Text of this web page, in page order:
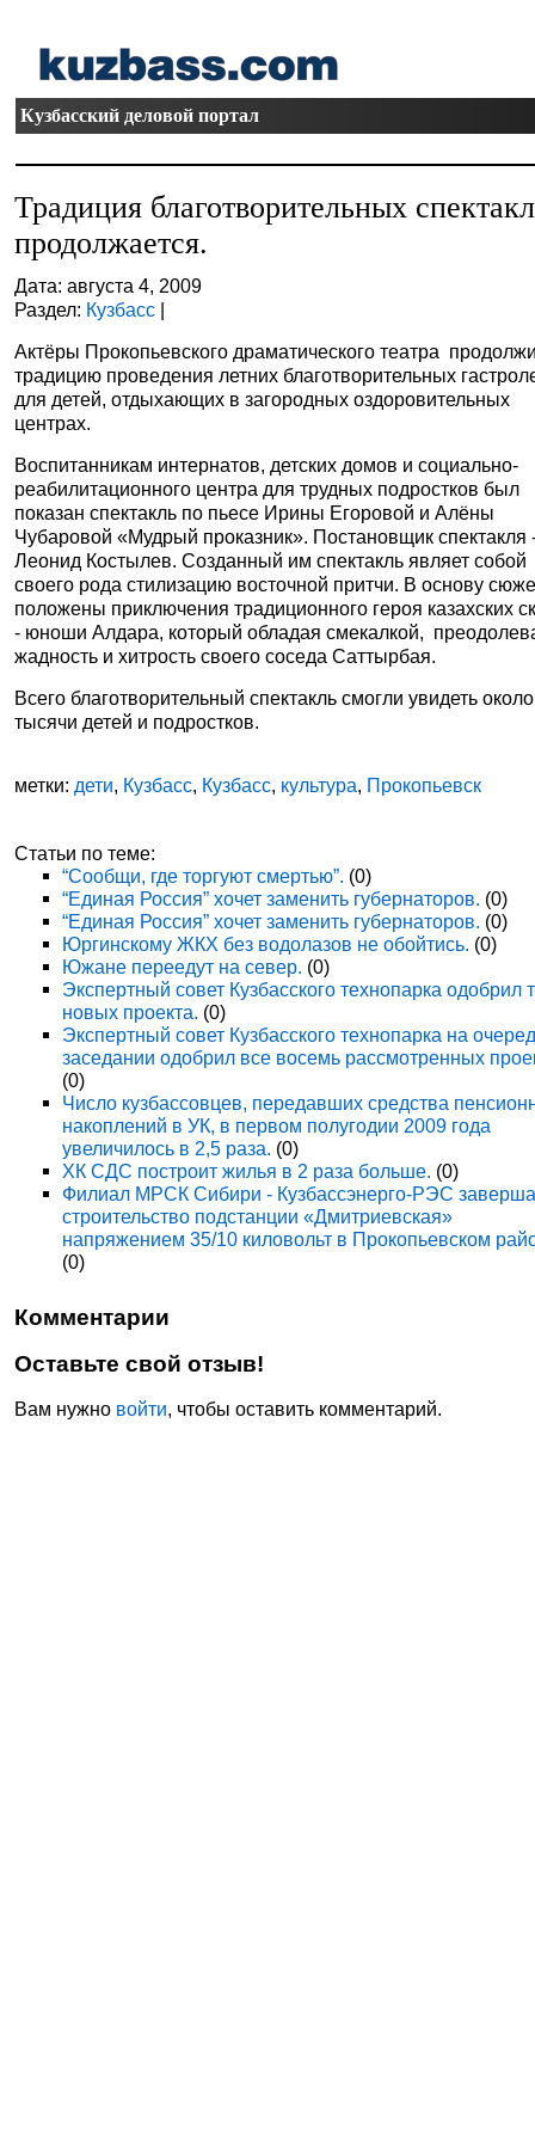
Кузбасский деловой портал
Традиция благотворительных
продолжается.
Дата: августа 4, 2009
Раздел: Кузбасс |
Актёры Прокопьевского драматического театра
традицию проведения летних благотворительных
для детей, отдыхающих в загородных оздоровительных
центрах.
Воспитанникам интернатов, детских домов и социально-
реабилитационного центра для трудных подростков был
показанспектакль по пьесе Ирины Егоровой иАлёны
Чубаровой«Мудрый проказник». Постановщик спектакля
Леонид Костылев. Созданный им спектакль являет собой
своего родастилизацию восточной притчи. В основу
положены приключениятрадиционного героя казахских
- юноши Алдара, который обладая смекалкой,
жадность ихитростьсвоего соседа Саттырбая.
Всего благотворительный спектакль смогли увидетьоколо
тысячи детей и подростков.
метки: дети, Кузбасс, Кузбасс, культура, Прокопьевск
Статьи по теме:
“Сообщи, где торгуют смертью”. (0)
“Единая Россия” хочет заменить губернаторов. (0)
“Единая Россия” хочет заменить губернаторов. (0)
Юргинскому ЖКХ без водолазов не обойтись. (0)
Южане переедут на север. (0)
Экспертный совет Кузбасского технопарка одобрил
новых проекта. (0)
Экспертный совет Кузбасского технопарка на
заседании одобрил все восемь рассмотренных
(0)
Число кузбассовцев, передавших средства
накоплений в УК, в первом полугодии 2009 года
увеличилось в 2,5 раза. (0)
ХК СДС построит жилья в 2 раза больше. (0)
Филиал МРСК Сибири - Кузбассэнерго-РЭС
строительство подстанции «Дмитриевская»
напряжением 35/10 киловольт в Прокопьевском
(0)
Комментарии
Оставьте свой отзыв!
Вам нужно войти, чтобы оставить комментарий.